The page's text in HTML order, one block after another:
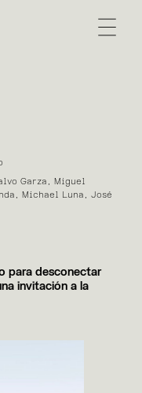
Garza, Miguel
Michael Luna, José
para desconectar
invitación a la